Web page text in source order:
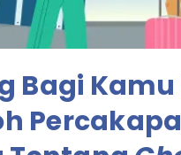
Bagi